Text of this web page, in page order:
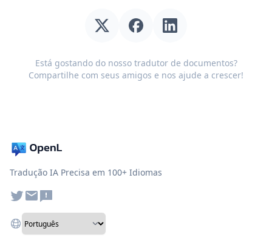
Está gostando do nosso tradutor de documentos?
Compartilhe com seus amigos e nos ajude a crescer!
Tradução IA Precisa em 100+ Idiomas